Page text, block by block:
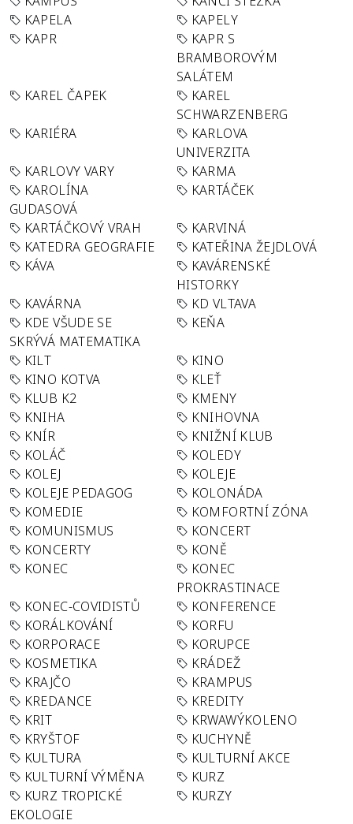
KAPELA
KAPELY
KAPR
KAPR S
BRAMBOROVÝM
SALÁTEM
KAREL ČAPEK
KAREL
SCHWARZENBERG
KARIÉRA
KARLOVA
UNIVERZITA
KARLOVY VARY
KARMA
KAROLÍNA
GUDASOVÁ
KARTÁČEK
KARTÁČKOVÝ VRAH
KARVINÁ
KATEDRA GEOGRAFIE
KATEŘINA ŽEJDLOVÁ
KÁVA
KAVÁRENSKÉ
HISTORKY
KAVÁRNA
KD VLTAVA
KDE VŠUDE SE
SKRÝVÁ MATEMATIKA
KEŇA
KILT
KINO
KINO KOTVA
KLEŤ
KLUB K2
KMENY
KNIHA
KNIHOVNA
KNÍR
KNIŽNÍ KLUB
KOLÁČ
KOLEDY
KOLEJ
KOLEJE
KOLEJE PEDAGOG
KOLONÁDA
KOMEDIE
KOMFORTNÍ ZÓNA
KOMUNISMUS
KONCERT
KONCERTY
KONĚ
KONEC
KONEC
PROKRASTINACE
KONEC-COVIDISTŮ
KONFERENCE
KORÁLKOVÁNÍ
KORFU
KORPORACE
KORUPCE
KOSMETIKA
KRÁDEŽ
KRAJČO
KRAMPUS
KREDANCE
KREDITY
KRIT
KRWAWÝKOLENO
KRYŠTOF
KUCHYNĚ
KULTURA
KULTURNÍ AKCE
KULTURNÍ VÝMĚNA
KURZ
KURZ TROPICKÉ
EKOLOGIE
KURZY